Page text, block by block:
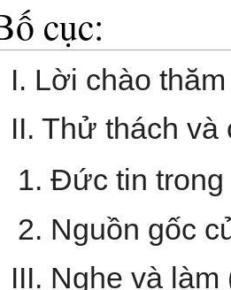
cục:
I. Lời chào
II. Thử thách và
Đức tin trong
Nguồn gốc
III. Nghe và làm